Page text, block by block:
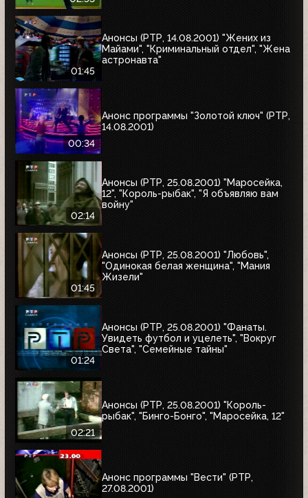
01:45
Анонсы (РТР, 14.08.2001) "Жених из
Майами", "Криминальный отдел", "Жена
астронавта"
00:34
Анонс программы "Золотой ключ" (РТР,
14.08.2001)
02:14
Анонсы (РТР, 25.08.2001) "Маросейка,
12", "Король-рыбак", "Я объявляю вам
войну"
01:45
Анонсы (РТР, 25.08.2001) "Любовь",
"Одинокая белая женщина", "Мания
Жизели"
01:24
Анонсы (РТР, 25.08.2001) "Фанаты.
Увидеть футбол и уцелеть", "Вокруг
Света", "Семейные тайны"
02:21
Анонсы (РТР, 25.08.2001) "Король-
рыбак", "Бинго-Бонго", "Маросейка, 12"
Анонс программы "Вести" (РТР,
27.08.2001)